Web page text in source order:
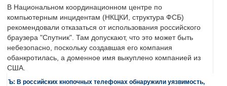
В Национальном координационном центре по
компьютерным инцидентам (НКЦКИ, структура ФСБ)
рекомендовали отказаться от использования российского
браузера "Спутник". Там допускают, что это может быть
небезопасно, поскольку создавшая его компания
обанкротилась, а доменное имя выкуплено компанией из
США.
Ъ: В российских кнопочных телефонах обнаружили уязвимость,